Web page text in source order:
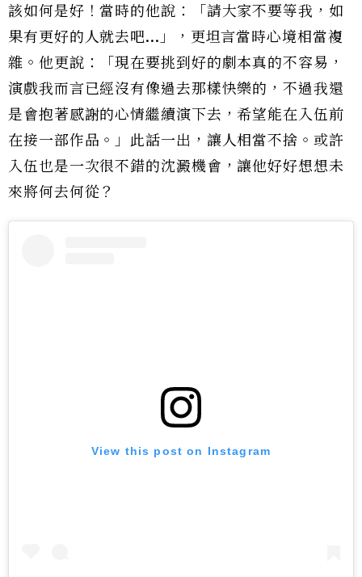
該如何是好！當時的他說：「請大家不要等我，如
果有更好的人就去吧... 」，更坦言當時心境相當複
雜。他更說：「現在要挑到好的劇本真的不容易，
演戲我而言已經沒有像過去那樣快樂的，不過我還
是會抱著感謝的心情繼續演下去，希望能在入伍前
在接一部作品。」此話一出，讓人相當不捨。或許
入伍也是一次很不錯的沈澱機會，讓他好好想想未
來將何去何從？
View this post on Instagram